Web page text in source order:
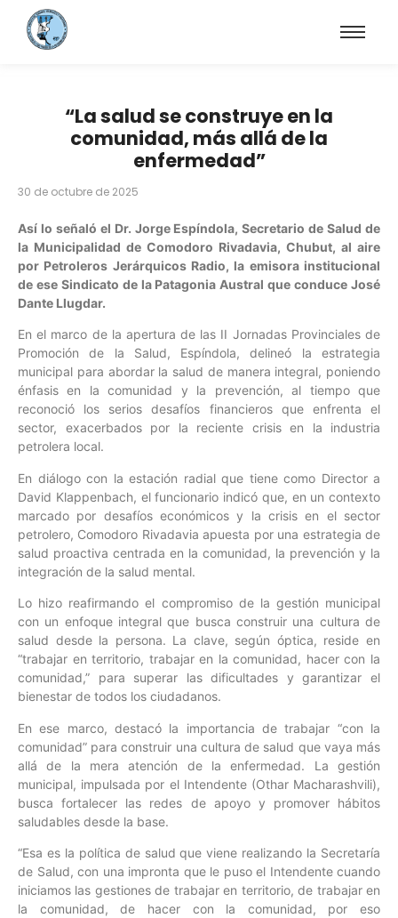
“La salud se construye en la
comunidad, más allá de la
enfermedad”
30 de octubre de 2025
Así lo señaló el Dr. Jorge Espíndola, Secretario de Salud de
la Municipalidad de Comodoro Rivadavia, Chubut, al aire
por Petroleros Jerárquicos Radio, la emisora institucional
de ese Sindicato de la Patagonia Austral que conduce José
Dante Llugdar.
En el marco de la apertura de las II Jornadas Provinciales de
Promoción de la Salud, Espíndola, delineó la estrategia
municipal para abordar la salud de manera integral, poniendo
énfasis en la comunidad y la prevención, al tiempo que
reconoció los serios desafíos financieros que enfrenta el
sector, exacerbados por la reciente crisis en la industria
petrolera local.
En diálogo con la estación radial que tiene como Director a
David Klappenbach, el funcionario indicó que, en un contexto
marcado por desafíos económicos y la crisis en el sector
petrolero, Comodoro Rivadavia apuesta por una estrategia de
salud proactiva centrada en la comunidad, la prevención y la
integración de la salud mental.
Lo hizo reafirmando el compromiso de la gestión municipal
con un enfoque integral que busca construir una cultura de
salud desde la persona. La clave, según óptica, reside en
“trabajar en territorio, trabajar en la comunidad, hacer con la
comunidad,” para superar las dificultades y garantizar el
bienestar de todos los ciudadanos.
En ese marco, destacó la importancia de trabajar “con la
comunidad” para construir una cultura de salud que vaya más
allá de la mera atención de la enfermedad. La gestión
municipal, impulsada por el Intendente (Othar Macharashvili),
busca fortalecer las redes de apoyo y promover hábitos
saludables desde la base.
“Esa es la política de salud que viene realizando la Secretaría
de Salud, con una impronta que le puso el Intendente cuando
iniciamos las gestiones de trabajar en territorio, de trabajar en
la comunidad, de hacer con la comunidad, por eso